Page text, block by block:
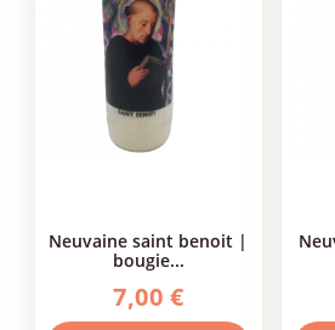
neuvaine saint benoit |
bougie...
7,00 €
neuvaine saint antoine